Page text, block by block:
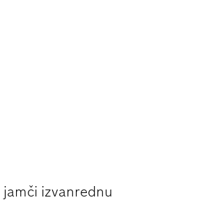
izvanrednu